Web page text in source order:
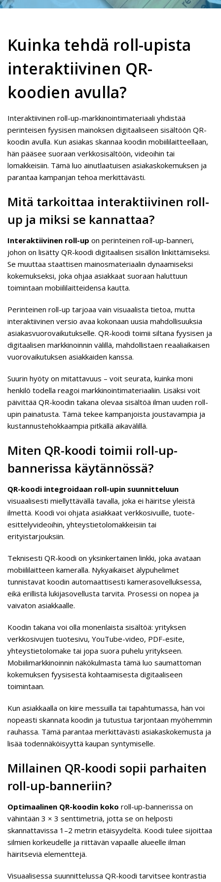
Kuinka tehdä roll-upista
interaktiivinen QR-
koodien avulla?
Interaktiivinen roll-up-markkinointimateriaali yhdistää
perinteisen fyysisen mainoksen digitaaliseen sisältöön QR-
koodin avulla. Kun asiakas skannaa koodin mobiililaitteellaan,
hän pääsee suoraan verkkosisältöön, videoihin tai
lomakkeisiin. Tämä luo ainutlaatuisen asiakaskokemuksen ja
parantaa kampanjan tehoa merkittävästi.
Mitä tarkoittaa interaktiivinen roll-
up ja miksi se kannattaa?
Interaktiivinen roll-up on perinteinen roll-up-banneri,
johon on lisätty QR-koodi digitaalisen sisällön linkittämiseksi.
Se muuttaa staattisen mainosmateriaalin dynaamiseksi
kokemukseksi, joka ohjaa asiakkaat suoraan haluttuun
toimintaan mobiililaitteidensa kautta.
Perinteinen roll-up tarjoaa vain visuaalista tietoa, mutta
interaktiivinen versio avaa kokonaan uusia mahdollisuuksia
asiakasvuorovaikutukselle. QR-koodi toimii siltana fyysisen ja
digitaalisen markkinoinnin välillä, mahdollistaen reaaliaikaisen
vuorovaikutuksen asiakkaiden kanssa.
Suurin hyöty on mitattavuus – voit seurata, kuinka moni
henkilö todella reagoi markkinointimateriaaliin. Lisäksi voit
päivittää QR-koodin takana olevaa sisältöä ilman uuden roll-
upin painatusta. Tämä tekee kampanjoista joustavampia ja
kustannustehokkaampia pitkällä aikavälillä.
Miten QR-koodi toimii roll-up-
bannerissa käytännössä?
QR-koodi integroidaan roll-upin suunnitteluun
visuaalisesti miellyttävällä tavalla, joka ei häiritse yleistä
ilmettä. Koodi voi ohjata asiakkaat verkkosivuille, tuote-
esittelyvideoihin, yhteystietolomakkeisiin tai
erityistarjouksiin.
Teknisesti QR-koodi on yksinkertainen linkki, joka avataan
mobiililaitteen kameralla. Nykyaikaiset älypuhelimet
tunnistavat koodin automaattisesti kamerasovelluksessa,
eikä erillistä lukijasovellusta tarvita. Prosessi on nopea ja
vaivaton asiakkaalle.
Koodin takana voi olla monenlaista sisältöä: yrityksen
verkkosivujen tuotesivu, YouTube-video, PDF-esite,
yhteystietolomake tai jopa suora puhelu yritykseen.
Mobiilimarkkinoinnin näkökulmasta tämä luo saumattoman
kokemuksen fyysisestä kohtaamisesta digitaaliseen
toimintaan.
Kun asiakkaalla on kiire messuilla tai tapahtumassa, hän voi
nopeasti skannata koodin ja tutustua tarjontaan myöhemmin
rauhassa. Tämä parantaa merkittävästi asiakaskokemusta ja
lisää todennäköisyyttä kaupan syntymiselle.
Millainen QR-koodi sopii parhaiten
roll-up-banneriin?
Optimaalinen QR-koodin koko roll-up-bannerissa on
vähintään 3 × 3 senttimetriä, jotta se on helposti
skannattavissa 1–2 metrin etäisyydeltä. Koodi tulee sijoittaa
silmien korkeudelle ja riittävän vapaalle alueelle ilman
häiritseviä elementtejä.
Visuaalisessa suunnittelussa QR-koodi tarvitsee kontrastia